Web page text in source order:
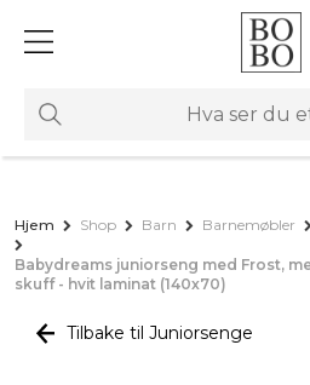
Hjem Shop Barn Barnemøbler
Babydreams juniorseng med Frost,
skuff - hvit laminat (140x70)
Tilbake til Juniorsenge